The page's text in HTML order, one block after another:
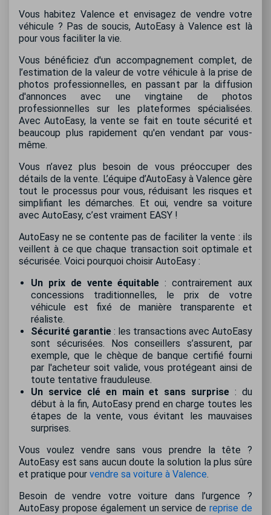
Vous habitez Valence et envisagez de vendre votre
véhicule ? Pas de soucis, AutoEasy à Valence est là
pour vous faciliter la vie.
Vous bénéficiez d'un accompagnement complet, de
l’estimation de la valeur de votre véhicule à la prise de
photos professionnelles, en passant par la diffusion
d'annonces avec une vingtaine de photos
professionnelles sur les plateformes spécialisées.
Avec AutoEasy, la vente se fait en toute sécurité et
beaucoup plus rapidement qu'en vendant par vous-
même.
Vous n’avez plus besoin de vous préoccuper des
détails de la vente. L’équipe d’AutoEasy à Valence gère
tout le processus pour vous, réduisant les risques et
simplifiant les démarches. Et oui, vendre sa voiture
avec AutoEasy, c’est vraiment EASY !
AutoEasy ne se contente pas de faciliter la vente : ils
veillent à ce que chaque transaction soit optimale et
sécurisée. Voici pourquoi choisir AutoEasy :
Un prix de vente équitable : contrairement aux
concessions traditionnelles, le prix de votre
véhicule est fixé de manière transparente et
réaliste.
Sécurité garantie : les transactions avec AutoEasy
sont sécurisées. Nos conseillers s’assurent, par
exemple, que le chèque de banque certifié fourni
par l'acheteur soit valide, vous protégeant ainsi de
toute tentative frauduleuse.
Un service clé en main et sans surprise : du
début à la fin, AutoEasy prend en charge toutes les
étapes de la vente, vous évitant les mauvaises
surprises.
Vous voulez vendre sans vous prendre la tête ?
AutoEasy est sans aucun doute la solution la plus sûre
et pratique pour vendre sa voiture à Valence.
Besoin de vendre votre voiture dans l’urgence ?
AutoEasy propose également un service dereprise de